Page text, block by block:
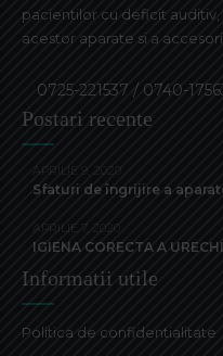
pacientilor cu deficit
acestor aparate si a
0725-221537 / 0740-
Postari recente
APRILIE 9, 2020
Sfaturi de îngrijire a
APRILIE 7, 2020
IGIENA CORECTA A
Informatii utile
Politica de confidentialitate